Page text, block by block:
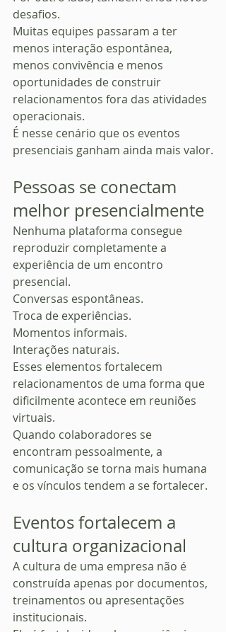
desafios.
Muitas equipes passaram a ter
menos interação espontânea,
menos convivência e menos
oportunidades de construir
relacionamentos fora das atividades
operacionais.
É nesse cenário que os eventos
presenciais ganham ainda mais valor.
Pessoas se conectam
melhor presencialmente
Nenhuma plataforma consegue
reproduzir completamente a
experiência de um encontro
presencial.
Conversas espontâneas.
Troca de experiências.
Momentos informais.
Interações naturais.
Esses elementos fortalecem
relacionamentos de uma forma que
dificilmente acontece em reuniões
virtuais.
Quando colaboradores se
encontram pessoalmente, a
comunicação se torna mais humana
e os vínculos tendem a se fortalecer.
Eventos fortalecem a
cultura organizacional
A cultura de uma empresa não é
construída apenas por documentos,
treinamentos ou apresentações
institucionais.